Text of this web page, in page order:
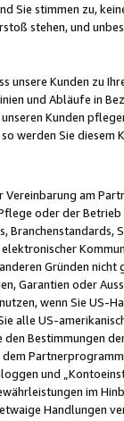
stimmen zu,
stehen, und
Kunden zu
und Abläufe in
Kunden
werden Sie
Vereinbarung am
oder der
Gründen
Garantien oder
wenn Sie US-
alle US-
Bestimmungen
und
im
Handlungen